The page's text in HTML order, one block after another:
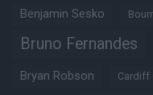
Benjamin Sesko
Bruno Fernandes
Bryan Robson Cardiff